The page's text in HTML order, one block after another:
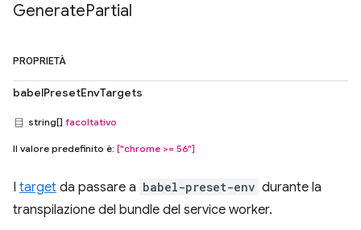
GeneratePartial
PROPRIETÀ
babelPresetEnvTargets
string[] facoltativo
Il valore predefinito è: ["chrome >= 56"]
I target da passare a babel-preset-env durante la
transpilazione del bundle del service worker.